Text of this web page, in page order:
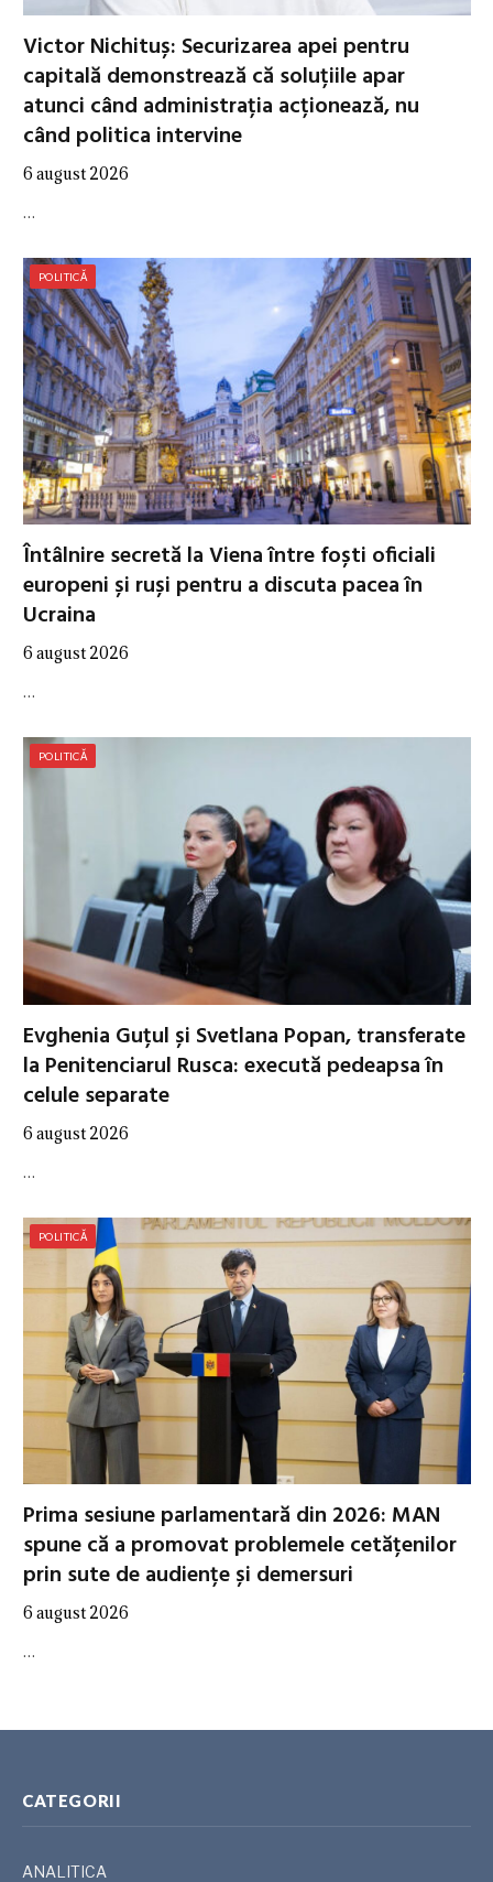
Victor Nichituș: Securizarea apei pentru
capitală demonstrează că soluțiile apar
atunci când administrația acționează, nu
când politica intervine
6 august 2026
…
POLITICĂ
Întâlnire secretă la Viena între foști oficiali
europeni și ruși pentru a discuta pacea în
Ucraina
6 august 2026
…
POLITICĂ
Evghenia Guțul și Svetlana Popan, transferate
la Penitenciarul Rusca: execută pedeapsa în
celule separate
6 august 2026
…
POLITICĂ
Prima sesiune parlamentară din 2026: MAN
spune că a promovat problemele cetățenilor
prin sute de audiențe și demersuri
6 august 2026
…
CATEGORII
ANALITICA